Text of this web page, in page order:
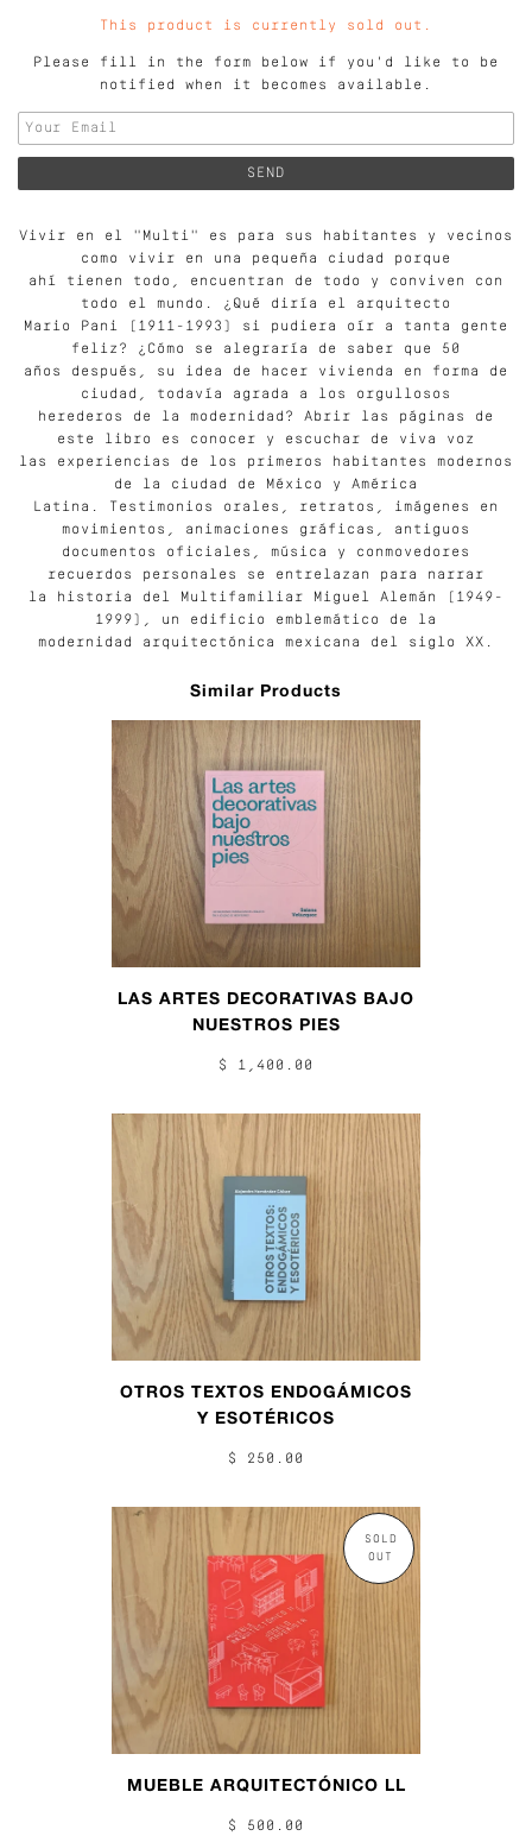
This product is currently sold out.
Please fill in the form below if you'd like to be
notified when it becomes available.
Vivir en el "Multi" es para sus habitantes y vecinos
como vivir en una pequeña ciudad porque
ahí tienen todo, encuentran de todo y conviven con
todo el mundo. ¿Qué diría el arquitecto
Mario Pani (1911-1993) si pudiera oír a tanta gente
feliz? ¿Cómo se alegraría de saber que 50
años después, su idea de hacer vivienda en forma de
ciudad, todavía agrada a los orgullosos
herederos de la modernidad? Abrir las páginas de
este libro es conocer y escuchar de viva voz
las experiencias de los primeros habitantes modernos
de la ciudad de México y América
Latina. Testimonios orales, retratos, imágenes en
movimientos, animaciones gráficas, antiguos
documentos oficiales, música y conmovedores
recuerdos personales se entrelazan para narrar
la historia del Multifamiliar Miguel Alemán (1949-
1999), un edificio emblemático de la
modernidad arquitectónica mexicana del siglo XX.
Similar Products
LAS ARTES DECORATIVAS BAJO
NUESTROS PIES
$ 1,400.00
OTROS TEXTOS ENDOGÁMICOS
Y ESOTÉRICOS
$ 250.00
SOLD
OUT
MUEBLE ARQUITECTÓNICO LL
$ 500.00